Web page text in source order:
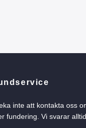
inte att kontakta oss
fundering. Vi svarar